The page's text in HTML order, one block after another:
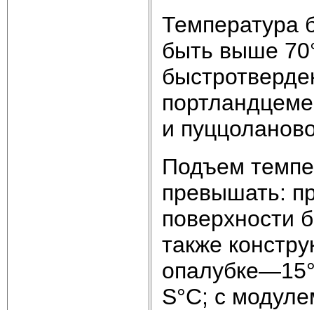
Температура
быть выше
и
Подъем
превышать:
поверхности
также
S°C; с